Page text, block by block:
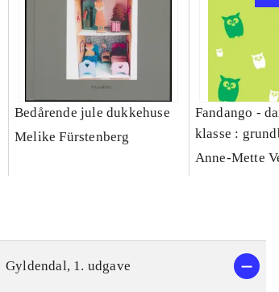
Bedårende jule dukkehuse
Melike Fürstenberg
Fandango -
klasse :
Læsestavebog
Anne-Mette
Gyldendal, 1. udgave